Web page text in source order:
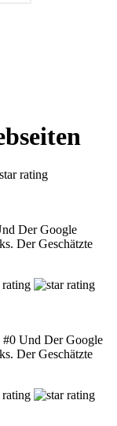
Der Google
Der Geschätzte
Und Der Google
Der Geschätzte